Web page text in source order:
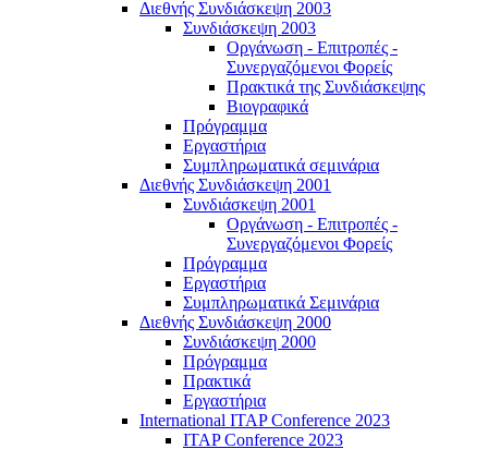
Διεθνής Συνδιάσκεψη 2003
Συνδιάσκεψη 2003
Οργάνωση - Επιτροπές -
Συνεργαζόμενοι Φορείς
Πρακτικά της Συνδιάσκεψης
Βιογραφικά
Πρόγραμμα
Εργαστήρια
Συμπληρωματικά σεμινάρια
Διεθνής Συνδιάσκεψη 2001
Συνδιάσκεψη 2001
Οργάνωση - Επιτροπές -
Συνεργαζόμενοι Φορείς
Πρόγραμμα
Εργαστήρια
Συμπληρωματικά Σεμινάρια
Διεθνής Συνδιάσκεψη 2000
Συνδιάσκεψη 2000
Πρόγραμμα
Πρακτικά
Εργαστήρια
International ITAP Conference 2023
ITAP Conference 2023